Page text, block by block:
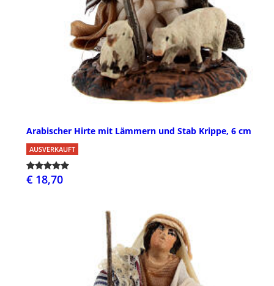
Arabischer Hirte mit Lämmern und Stab Krippe, 6 cm
AUSVERKAUFT
€ 18,70